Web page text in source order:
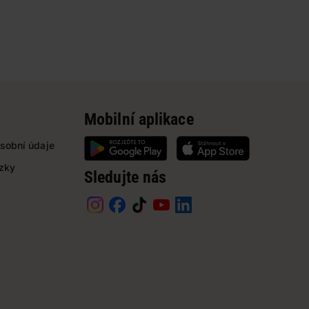
údaje
Mobilní aplikace
Sledujte nás